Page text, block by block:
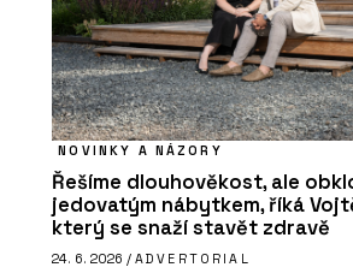
NOVINKY A NÁZORY
Řešíme dlouhověkost, ale
jedovatým nábytkem, říká
který se snaží stavět zdravě
24. 6. 2026 / ADVERTORIAL